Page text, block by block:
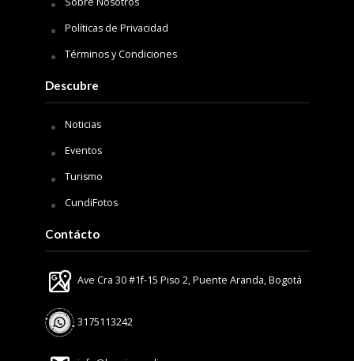
Políticas de Privacidad
Términos y Condiciones
Descubre
Noticias
Eventos
Turismo
CundiFotos
Contácto
Ave Cra 30 #1f-15 Piso 2, Puente Aranda, Bogotá
3175113242